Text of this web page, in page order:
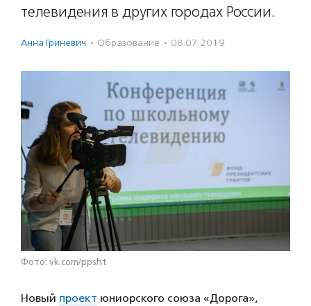
телевидения в других городах России.
Анна Гриневич · Образование · 08.07.2019
Фото: vk.com/ppsht
Новый проект юниорского союза «Дорога»,